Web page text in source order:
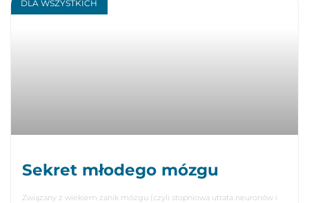
DLA WSZYSTKICH
Sekret młodego mózgu
Związany z wiekiem zanik mózgu (czyli stopniowa utrata neuronów i